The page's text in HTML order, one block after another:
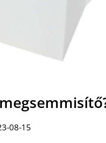
08-15